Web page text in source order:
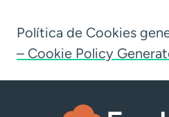
Política de Cookies
– Cookie Policy